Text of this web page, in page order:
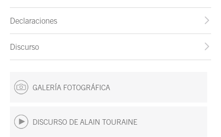
Declaraciones
Discurso
GALERÍA FOTOGRÁFICA
DISCURSO DE ALAIN TOURAINE